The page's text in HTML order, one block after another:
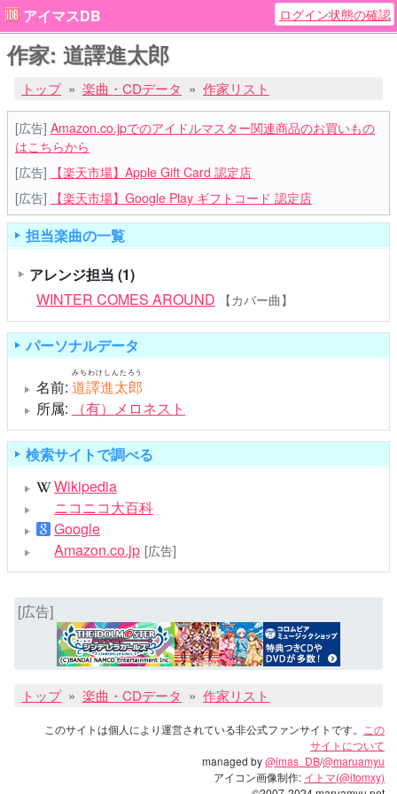
アイマスDB ログイン状態の確認
作家: 道譯進太郎
トップ 楽曲・CDデータ 作家リスト
[広告] Amazon.co.jpでのアイドルマスター関連商品のお買いもの
はこちらから
[広告]
【楽天市場】Apple Gift Card 認定店
[広告]
【楽天市場】Google Play ギフトコード 認定店
担当楽曲の一覧
アレンジ担当 (1)
WINTER COMES AROUND
【カバー曲】
パーソナルデータ
名前: 道譯進太郎
みちわけしんたろう
所属: （有）メロネスト
検索サイトで調べる
Wikipedia
ニコニコ大百科
Google
Amazon.co.jp [広告]
[広告]
トップ 楽曲・CDデータ 作家リスト
このサイトは個人により運営されている非公式ファンサイトです。
この
サイトについて
managed by@imas_DB/@maruamyu
アイコン画像制作: イトマ(@itomxy)